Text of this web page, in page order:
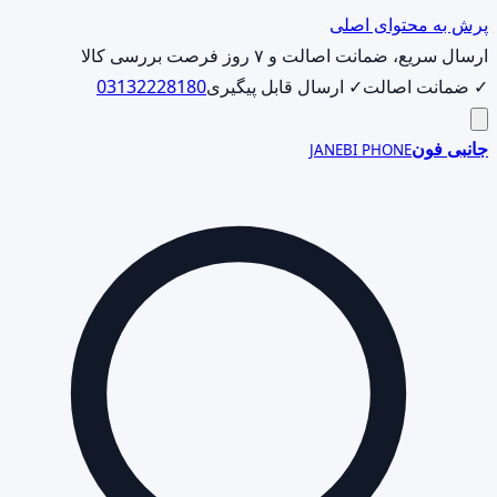
پرش به محتوای اصلی
ارسال سریع، ضمانت اصالت و ۷ روز فرصت بررسی کالا
✓ ضمانت اصالت✓ ارسال قابل پیگیری03132228180
جانبی فونJANEBI PHONE